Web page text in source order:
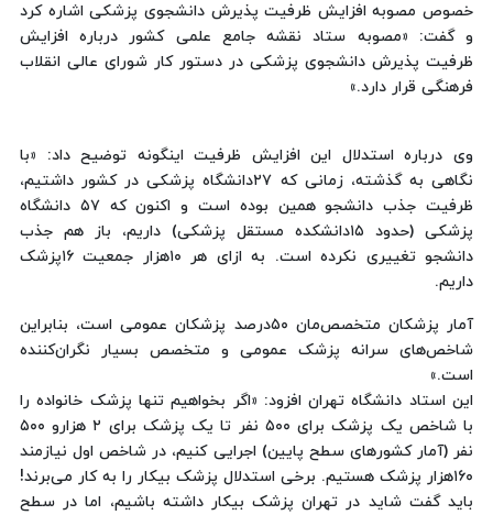
خصوص مصوبه افزایش ظرفیت پذیرش دانشجوی پزشکی اشاره کرد
و گفت: «مصوبه ستاد نقشه جامع علمی کشور درباره افزایش
ظرفیت پذیرش دانشجوی پزشکی در دستور کار شورای عالی انقلاب
فرهنگی قرار دارد.»
وی درباره استدلال این افزایش ظرفیت اینگونه توضیح داد: «با
نگاهی به گذشته، زمانی که ۲۷دانشگاه پزشکی در کشور داشتیم،
ظرفیت جذب دانشجو همین بوده است و اکنون که ۵۷ دانشگاه
پزشکی (حدود ۱۵دانشکده مستقل پزشکی) داریم، باز هم جذب
دانشجو تغییری نکرده است. به ازای هر ۱۰هزار جمعیت ۱۶پزشک
داریم.
آمار پزشکان متخصص‌مان ۵۰درصد پزشکان عمومی است، بنابراین
شاخص‌های سرانه پزشک عمومی و متخصص بسیار نگران‌کننده
است.»
این استاد دانشگاه تهران افزود: «اگر بخواهیم تنها پزشک خانواده را
با شاخص یک پزشک برای ۵۰۰ نفر تا یک پزشک برای ۲ هزارو ۵۰۰
نفر (آمار کشور‌های سطح پایین) اجرایی کنیم، در شاخص اول نیازمند
۱۶۰هزار پزشک هستیم. برخی استدلال پزشک بیکار را به کار می‌برند!
باید گفت شاید در تهران پزشک بیکار داشته باشیم، اما در سطح